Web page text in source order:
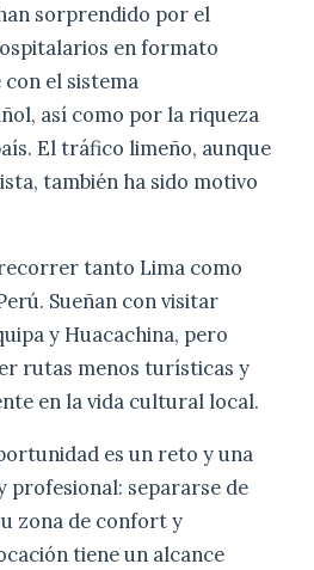
sorprendido por el
en formato
el sistema
así como por la riqueza
El tráfico limeño, aunque
también ha sido motivo
tanto Lima como
Sueñan con visitar
y Huacachina, pero
rutas menos turísticas y
en la vida cultural local.
es un reto y una
profesional: separarse de
zona de confort y
tiene un alcance